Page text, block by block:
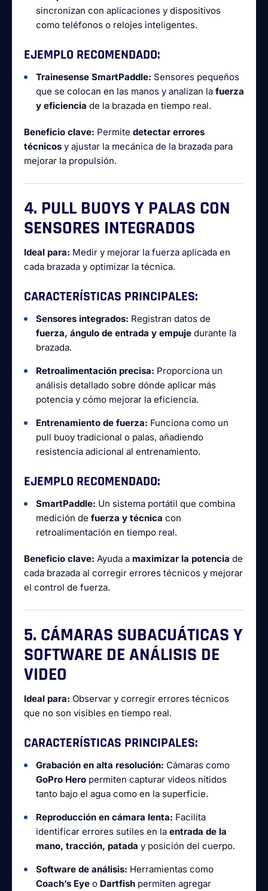
sincronizan con aplicaciones y dispositivos
como teléfonos o relojes inteligentes.
EJEMPLO RECOMENDADO:
Trainesense SmartPaddle: Sensores pequeños
que se colocan en las manos y analizan la fuerza
y eficiencia de la brazada en tiempo real.
Beneficio clave: Permite detectar errores
técnicos y ajustar la mecánica de la brazada para
mejorar la propulsión.
4. PULL BUOYS Y PALAS CON
SENSORES INTEGRADOS
Ideal para: Medir y mejorar la fuerza aplicada en
cada brazada y optimizar la técnica.
CARACTERÍSTICAS PRINCIPALES:
Sensores integrados: Registran datos de
fuerza, ángulo de entrada y empuje durante la
brazada.
Retroalimentación precisa: Proporciona un
análisis detallado sobre dónde aplicar más
potencia y cómo mejorar la eficiencia.
Entrenamiento de fuerza: Funciona como un
pull buoy tradicional o palas, añadiendo
resistencia adicional al entrenamiento.
EJEMPLO RECOMENDADO:
SmartPaddle: Un sistema portátil que combina
medición de fuerza y técnica con
retroalimentación en tiempo real.
Beneficio clave: Ayuda a maximizar la potencia de
cada brazada al corregir errores técnicos y mejorar
el control de fuerza.
5. CÁMARAS SUBACUÁTICAS Y
SOFTWARE DE ANÁLISIS DE
VIDEO
Ideal para: Observar y corregir errores técnicos
que no son visibles en tiempo real.
CARACTERÍSTICAS PRINCIPALES:
Grabación en alta resolución: Cámaras como
GoPro Hero permiten capturar videos nítidos
tanto bajo el agua como en la superficie.
Reproducción en cámara lenta: Facilita
identificar errores sutiles en la entrada de la
mano, tracción, patada y posición del cuerpo.
Software de análisis: Herramientas como
Coach’s Eye o Dartfish permiten agregar